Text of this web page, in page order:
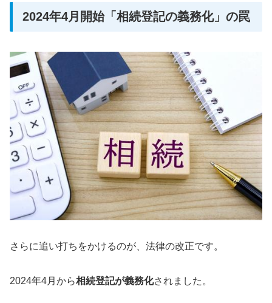
2024年4月開始「相続登記の義務化」の罠
さらに追い打ちをかけるのが、法律の改正です。
2024年4月から相続登記が義務化されました。